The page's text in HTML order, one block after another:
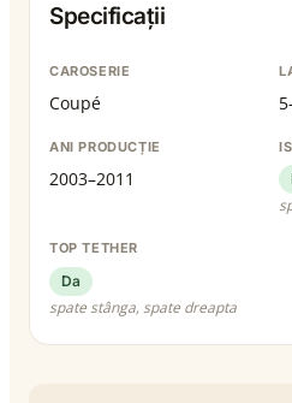
Specificații
CAROSERIE
Coupé
ANI PRODUCȚIE
2003–2011
TOP TETHER
Da
spate stânga, spate dreapta